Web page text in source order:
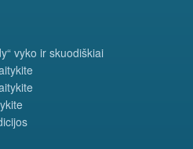
vyko ir skuodiškiai